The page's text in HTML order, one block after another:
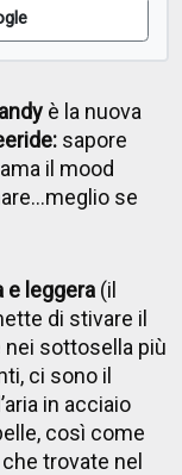
è la nuova
sapore
il mood
se
e leggera (il
di stivare il
nei sottosella più
ci sono il
in acciaio
così come
trovate nel